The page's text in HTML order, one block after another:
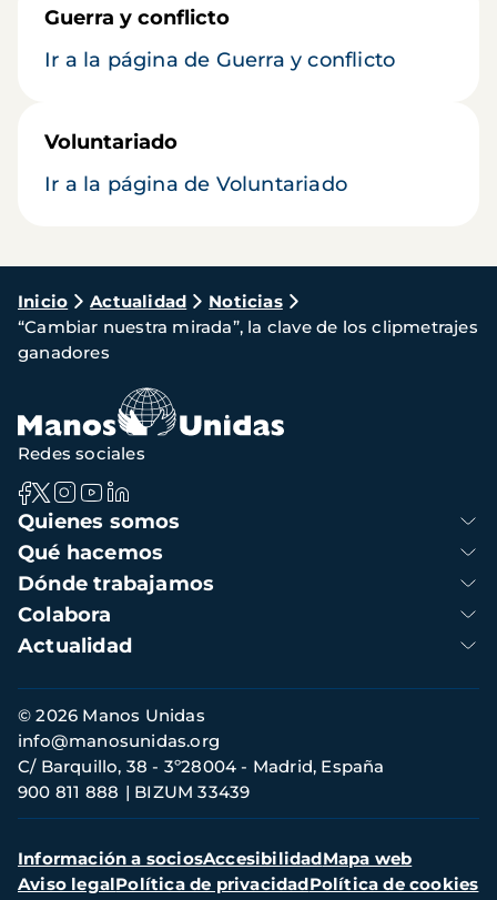
Guerra y conflicto
Ir a la página de Guerra y conflicto
Voluntariado
Ir a la página de Voluntariado
Ruta
de
navegación
Inicio Actualidad
Noticias
“Cambiar nuestra mirada”, la clave de los clipmetrajes
ganadores
Navegación
principal
Quienes somos
Qué hacemos
Dónde trabajamos
Colabora
Actualidad
Redes sociales
Información
de
contacto
© 2026 Manos Unidas
C/ Barquillo, 38 - 3º28004 - Madrid, España
900 811 888
BIZUM 33439
info@manosunidas.org
Menú
secundario
Información a sociosAccesibilidadMapa web
Aviso legalPolítica de privacidadPolítica de cookies